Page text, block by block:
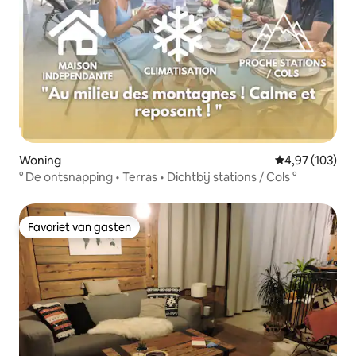
Woning Gemiddelde
4,97 (103)
° De ontsnapping • Terras • Dichtbij stations / Cols °
Favoriet van gasten
Favoriet van gasten